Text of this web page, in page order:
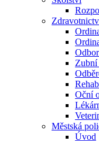
Zubní
Oční
Městská
Úvod